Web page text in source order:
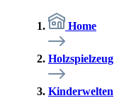
Home
Holzspielzeug
Kinderwelten